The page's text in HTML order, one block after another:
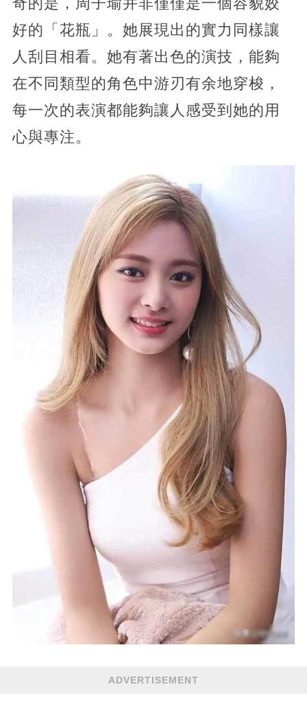
好的「花瓶」。她展現出的實力同樣讓
人刮目相看。她有著出色的演技，能夠
在不同類型的角色中游刃有余地穿梭，
每一次的表演都能夠讓人感受到她的用
心與專注。
ADVERTISEMENT